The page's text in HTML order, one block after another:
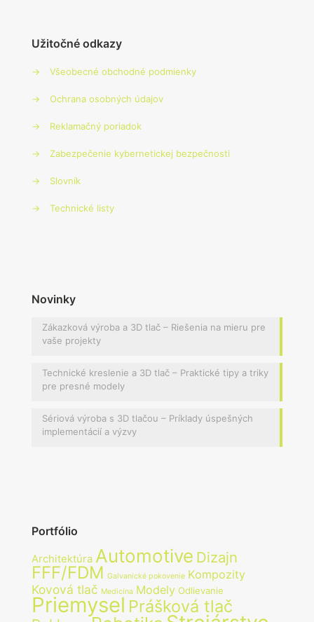
Užitočné odkazy
→ Všeobecné obchodné podmienky
→ Ochrana osobných údajov
→ Reklamačný poriadok
→ Zabezpečenie kybernetickej bezpečnosti
→ Slovník
→ Technické listy
Novinky
Zákazková výroba a 3D tlač – Riešenia na mieru pre
vaše projekty
Technické kreslenie a 3D tlač – Praktické tipy a triky
pre presné modely
Sériová výroba s 3D tlačou – Príklady úspešných
implementácií a výzvy
Portfólio
Architektúra Automotive Dizajn
FFF/FDM Galvanické pokovenie Kompozity
Kovová tlač Medicína Modely Odlievanie
Priemysel Prášková tlač